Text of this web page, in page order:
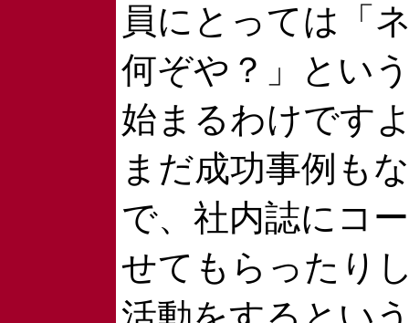
員にとっては「
何ぞや？」とい
始まるわけです
まだ成功事例も
で、社内誌にコ
せてもらったり